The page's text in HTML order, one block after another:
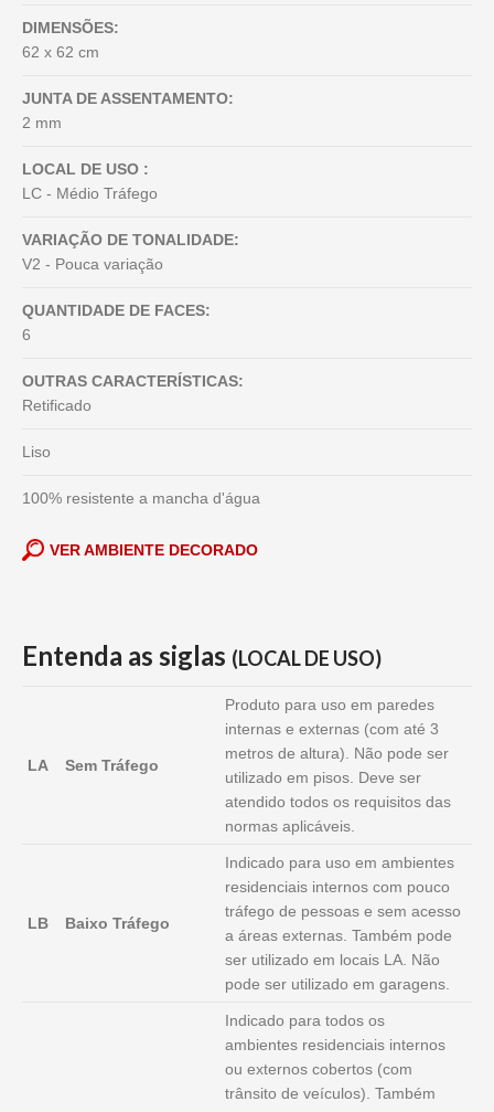
DIMENSÕES:
62 x 62 cm
JUNTA DE ASSENTAMENTO:
2 mm
LOCAL DE USO :
LC - Médio Tráfego
VARIAÇÃO DE TONALIDADE:
V2 - Pouca variação
QUANTIDADE DE FACES:
6
OUTRAS CARACTERÍSTICAS:
Retificado
Liso
100% resistente a mancha d'água
VER AMBIENTE DECORADO
Entenda as siglas (LOCAL DE USO)
LA Sem Tráfego
Produto para uso em paredes
internas e externas (com até 3
metros de altura). Não pode ser
utilizado em pisos. Deve ser
atendido todos os requisitos das
normas aplicáveis.
LB Baixo Tráfego
Indicado para uso em ambientes
residenciais internos com pouco
tráfego de pessoas e sem acesso
a áreas externas. Também pode
ser utilizado em locais LA. Não
pode ser utilizado em garagens.
Indicado para todos os
ambientes residenciais internos
ou externos cobertos (com
trânsito de veículos). Também